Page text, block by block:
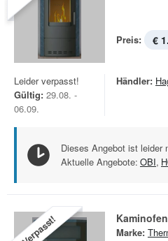
Preis: €
Leider verpasst!
Gültig: 29.08. -
06.09.
Händler:
Dieses Angebot ist leider
Aktuelle Angebote: OBI,
Verpasst! Marke: